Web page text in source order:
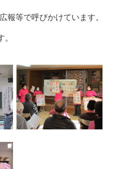
報等で呼びかけています。